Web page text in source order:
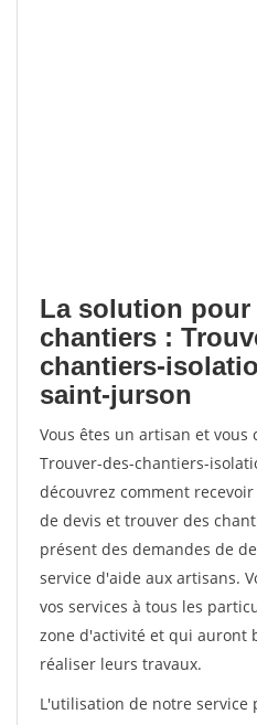
La solution pour
chantiers :
chantiers-
saint-jurson
Vous êtes un artisan et vous
Trouver-des-chantiers-
découvrez comment
de devis et trouver des
présent des demandes de
service d'aide aux artisans.
vos services à tous les
zone d'activité et qui auront
réaliser leurs travaux.
L'utilisation de notre service